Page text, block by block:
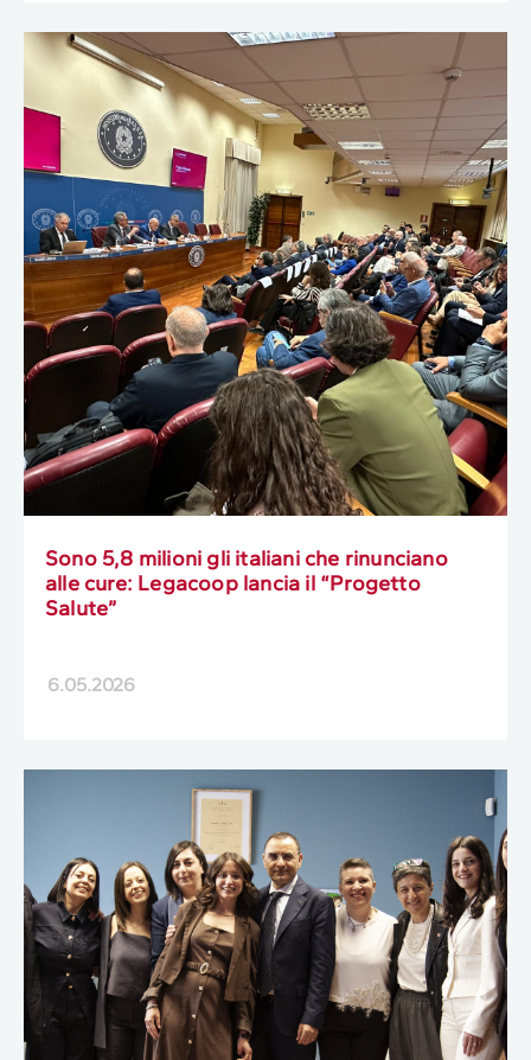
Sono 5,8 milioni gli italiani che rinunciano
alle cure: Legacoop lancia il “Progetto
Salute”
6.05.2026